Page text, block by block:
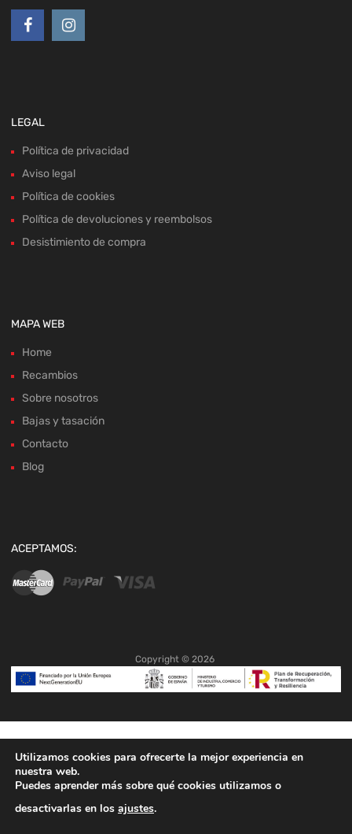
LEGAL
Política de privacidad
Aviso legal
Política de cookies
Política de devoluciones y reembolsos
Desistimiento de compra
MAPA WEB
Home
Recambios
Sobre nosotros
Bajas y tasación
Contacto
Blog
ACEPTAMOS:
Copyright © 2026
Utilizamos cookies para ofrecerte la mejor experiencia en
nuestra web.
Puedes aprender más sobre qué cookies utilizamos o
desactivarlas en los ajustes.